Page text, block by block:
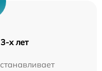
х лет